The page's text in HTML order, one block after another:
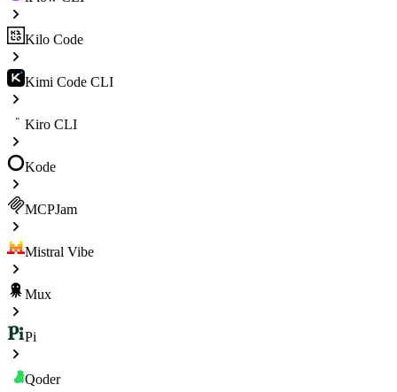
Kilo Code
Kimi Code CLI
Kiro CLI
Kode
MCPJam
Mistral Vibe
Mux
Pi
Qoder